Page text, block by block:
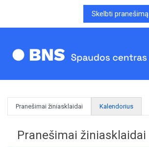
Skelbti pranešimą
Pranešimai žiniasklaidai Kalendorius
Pranešimai žiniasklaidai